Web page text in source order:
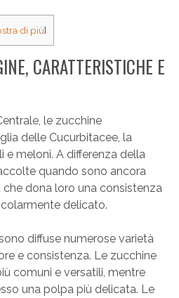
di più]
CARATTERISTICHE E
le zucchine
delle Cucurbitacee, la
e meloni. A differenza della
quando sono ancora
dona loro una consistenza
delicato.
diffuse numerose varietà
e consistenza. Le zucchine
comuni e versatili, mentre
una polpa più delicata. Le